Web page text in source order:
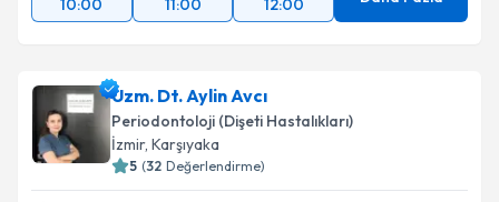
10:00 11:00 12:00
Uzm. Dt. Aylin Avcı
Periodontoloji (Dişeti Hastalıkları)
İzmir, Karşıyaka
5 (32 Değerlendirme)